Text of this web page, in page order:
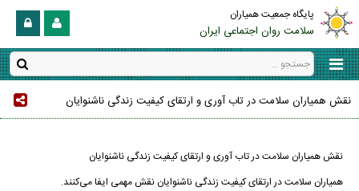
پایگاه جمعیت همیاران
سلامت روان اجتماعی ایران
نقش همیاران سلامت در تاب آوری و ارتقای کیفیت زندگی ناشنوایان
نقش همیاران سلامت در تاب آوری و ارتقای کیفیت زندگی ناشنوایان
همیاران سلامت در ارتقای کیفیت زندگی ناشنوایان نقش مهمی ایفا می‌کنند.